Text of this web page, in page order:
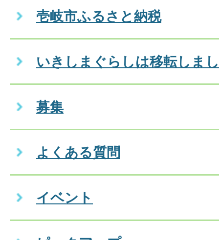
壱岐市ふるさと納税
いきしまぐらしは移転しま
募集
よくある質問
イベント